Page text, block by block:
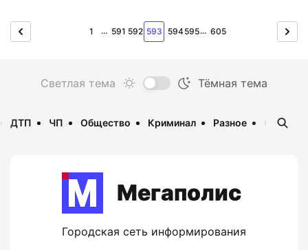
1 … 591 592 593 594595… 605
ДТП ЧП Общество Криминал Разное
Мегаполис
Городская сеть информирования